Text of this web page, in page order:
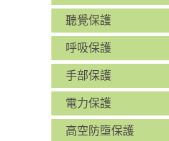
聽覺保護
呼吸保護
手部保護
電力保護
高空防墮保護